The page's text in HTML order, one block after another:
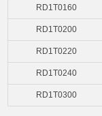
RD1T0160
RD1T0200
RD1T0220
RD1T0240
RD1T0300